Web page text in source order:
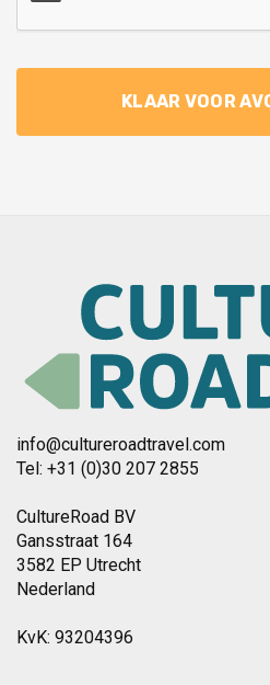
info@cultureroadtravel.com
Tel: +31 (0)30 207 2855
CultureRoad BV
Gansstraat 164
3582 EP Utrecht
Nederland
KvK: 93204396